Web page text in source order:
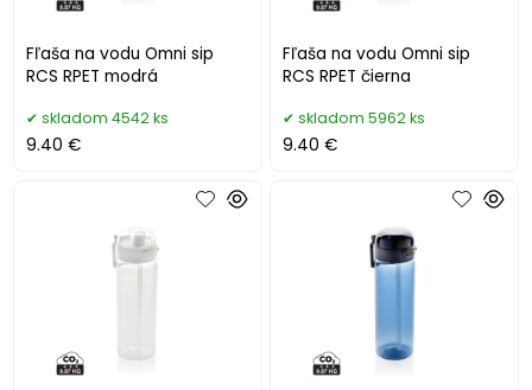
Fľaša na vodu Omni sip
RCS RPET modrá
skladom 4542 ks
9.40 €
Fľaša na vodu Omni sip
RCS RPET čierna
skladom 5962 ks
9.40 €